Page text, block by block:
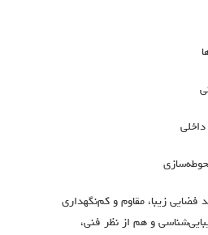
فضایی زیبا، مقاوم و کم‌نگهداری
و هم از نظر فنی،